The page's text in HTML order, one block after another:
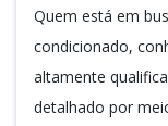
Quem está em
condicionado,
altamente
detalhado por